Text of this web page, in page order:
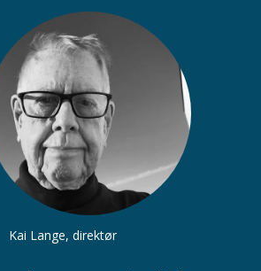
Kai Lange, direktør